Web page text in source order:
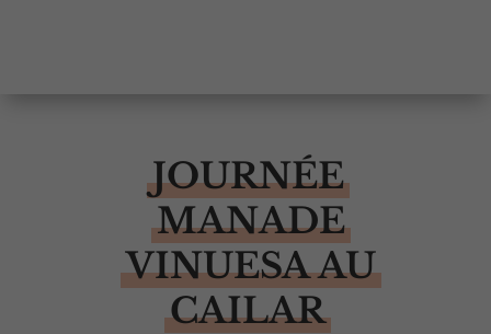
JOURNÉE
MANADE
VINUESA AU
CAILAR